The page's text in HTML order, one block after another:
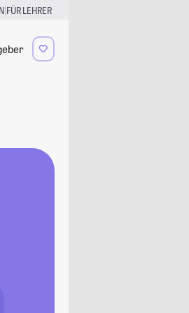
|FÜR LEHRER